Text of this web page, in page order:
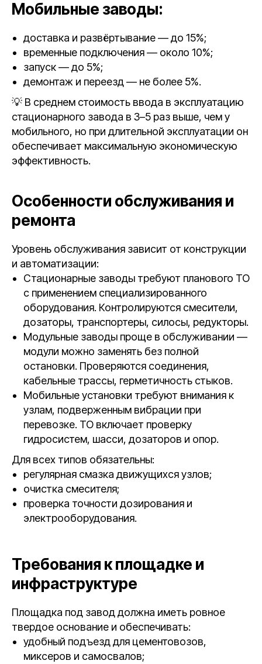
Мобильные заводы:
доставка и развёртывание — до 15%;
временные подключения — около 10%;
запуск — до 5%;
демонтаж и переезд — не более 5%.
💡 В среднем стоимость ввода в эксплуатацию
стационарного завода в 3–5 раз выше, чем у
мобильного, но при длительной эксплуатации он
обеспечивает максимальную экономическую
эффективность.
Особенности обслуживания и
ремонта
Уровень обслуживания зависит от конструкции
и автоматизации:
Стационарные заводы требуют планового ТО
с применением специализированного
оборудования. Контролируются смесители,
дозаторы, транспортеры, силосы, редукторы.
Модульные заводы проще в обслуживании —
модули можно заменять без полной
остановки. Проверяются соединения,
кабельные трассы, герметичность стыков.
Мобильные установки требуют внимания к
узлам, подверженным вибрации при
перевозке. ТО включает проверку
гидросистем, шасси, дозаторов и опор.
Для всех типов обязательны:
регулярная смазка движущихся узлов;
очистка смесителя;
проверка точности дозирования и
электрооборудования.
Требования к площадке и
инфраструктуре
Площадка под завод должна иметь ровное
твердое основание и обеспечивать:
удобный подъезд для цементовозов,
миксеров и самосвалов;